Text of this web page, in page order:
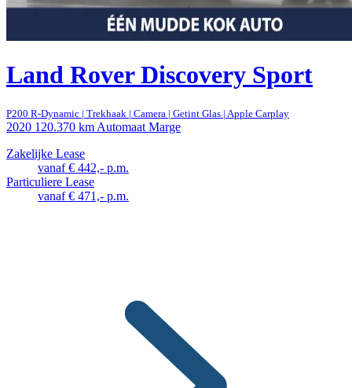
Land Rover Discovery Sport
P200 R-Dynamic | Trekhaak | Camera | Getint Glas | Apple Carplay
2020 120.370 kmAutomaatMarge
Zakelijke Lease
vanaf € 442,- p.m.
Particuliere Lease
vanaf € 471,- p.m.